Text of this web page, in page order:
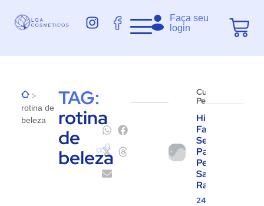
Faça seu
login
>
rotina de
beleza
TAG:
rotina
de
beleza
Cuidados
Pessoais
Hidratação
Facial: O
Segredo
Para uma
Pele
Saudável e
Radiante
24.07.2025